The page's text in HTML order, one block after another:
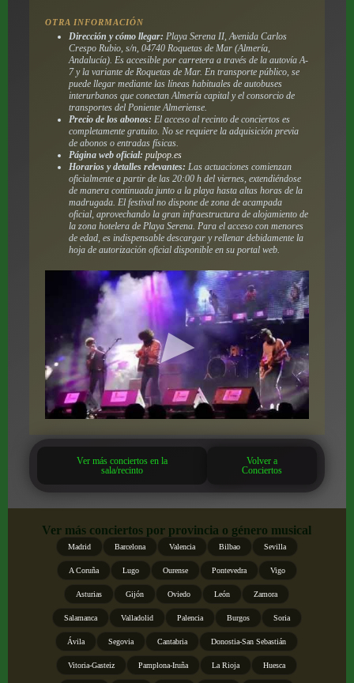
OTRA INFORMACIÓN
Dirección y cómo llegar: Playa Serena II, Avenida Carlos
Crespo Rubio, s/n, 04740 Roquetas de Mar (Almería,
Andalucía). Es accesible por carretera a través de la autovía A-
7 y la variante de Roquetas de Mar. En transporte público, se
puede llegar mediante las líneas habituales de autobuses
interurbanos que conectan Almería capital y el consorcio de
transportes del Poniente Almeriense.
Precio de los abonos: El acceso al recinto de conciertos es
completamente gratuito. No se requiere la adquisición previa
de abonos o entradas físicas.
Página web oficial: pulpop.es
Horarios y detalles relevantes: Las actuaciones comienzan
oficialmente a partir de las 20:00 h del viernes, extendiéndose
de manera continuada junto a la playa hasta altas horas de la
madrugada. El festival no dispone de zona de acampada
oficial, aprovechando la gran infraestructura de alojamiento de
la zona hotelera de Playa Serena. Para el acceso con menores
de edad, es indispensable descargar y rellenar debidamente la
hoja de autorización oficial disponible en su portal web.
Ver más conciertos en la
sala/recinto
Volver a
Conciertos
Ver más conciertos por provincia o género musical
Madrid Barcelona Valencia Bilbao Sevilla
A Coruña Lugo Ourense Pontevedra Vigo
Asturias Gijón Oviedo León Zamora
Salamanca Valladolid Palencia Burgos Soria
Ávila Segovia Cantabria Donostia-San Sebastián
Vitoria-Gasteiz Pamplona-Iruña La Rioja Huesca